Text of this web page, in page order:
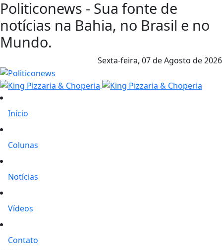
Politiconews - Sua fonte de
notícias na Bahia, no Brasil e no
Mundo.
Sexta-feira, 07 de Agosto de 2026
Início
Colunas
Notícias
Vídeos
Contato